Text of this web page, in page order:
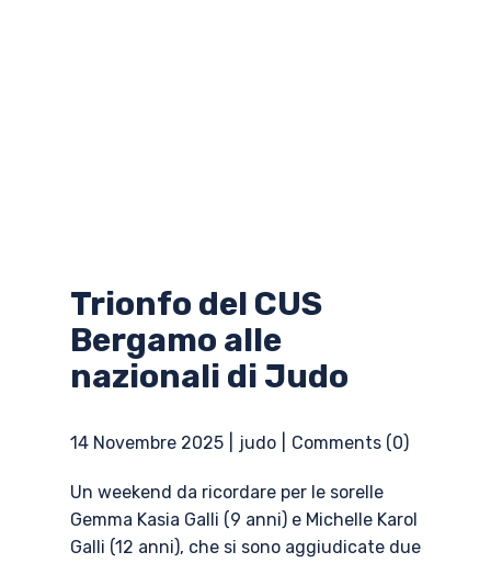
Trionfo del CUS
Bergamo alle
nazionali di Judo
14 Novembre 2025 judo Comments (0)
Un weekend da ricordare per le sorelle
Gemma Kasia Galli (9 anni) e Michelle Karol
Galli (12 anni), che si sono aggiudicate due